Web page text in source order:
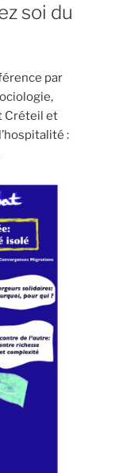
soi du
par
Créteil et
: